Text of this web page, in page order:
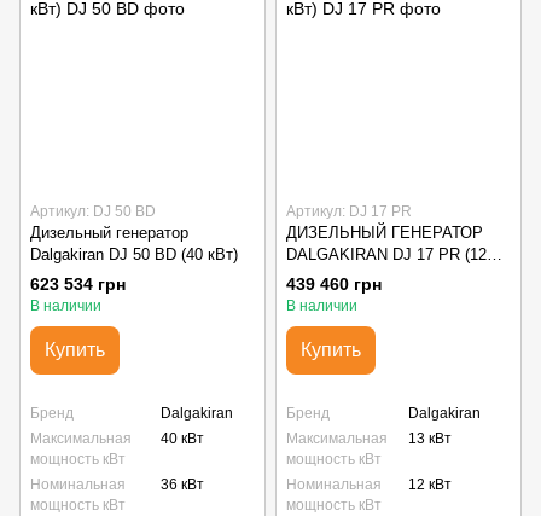
Артикул: DJ 50 BD
Дизельный генератор
Dalgakiran DJ 50 BD (40 кВт)
623 534 грн
В наличии
Купить
Бренд
Dalgakiran
Максимальная
мощность кВт
40 кВт
Номинальная
мощность кВт
36 кВт
Артикул: DJ 17 PR
ДИЗЕЛЬНЫЙ ГЕНЕРАТОР
DALGAKIRAN DJ 17 PR (12
кВт)
439 460 грн
В наличии
Купить
Бренд
Dalgakiran
Максимальная
мощность кВт
13 кВт
Номинальная
мощность кВт
12 кВт